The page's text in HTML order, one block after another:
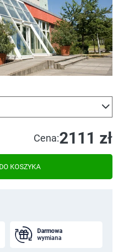
Cena:2111 zł
KOSZYKA
Darmowa
wymiana